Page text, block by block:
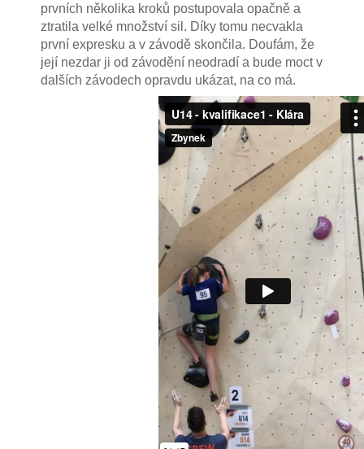
prvních několika kroků postupovala opačně a
ztratila velké množství sil. Díky tomu necvakla
první expresku a v závodě skončila. Doufám, že
její nezdar ji od závodění neodradí a bude moct v
dalších závodech opravdu ukázat, na co má.